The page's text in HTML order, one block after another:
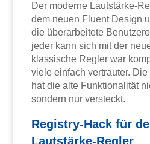
Der moderne Lautstärke-
dem neuen Fluent Design
die überarbeitete
jeder kann sich mit der
klassische Regler war
viele einfach vertrauter.
hat die alte Funktionalität
sondern nur versteckt.
Registry-Hack für
Lautstärke-Regler